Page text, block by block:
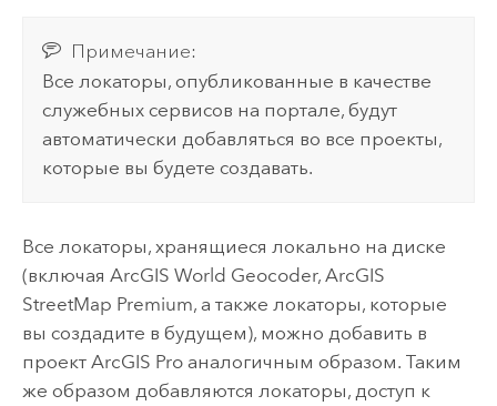
Примечание:
Все локаторы, опубликованные в качестве
служебных сервисов на портале, будут
автоматически добавляться во все проекты,
которые вы будете создавать.
Все локаторы, хранящиеся локально на диске
(включая ArcGIS World Geocoder, ArcGIS
StreetMap Premium, а также локаторы, которые
вы создадите в будущем), можно добавить в
проект ArcGIS Proаналогичным образом. Таким
же образом добавляются локаторы, доступ к